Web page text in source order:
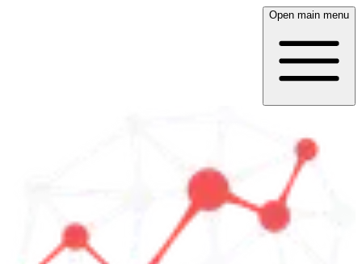
Open main menu